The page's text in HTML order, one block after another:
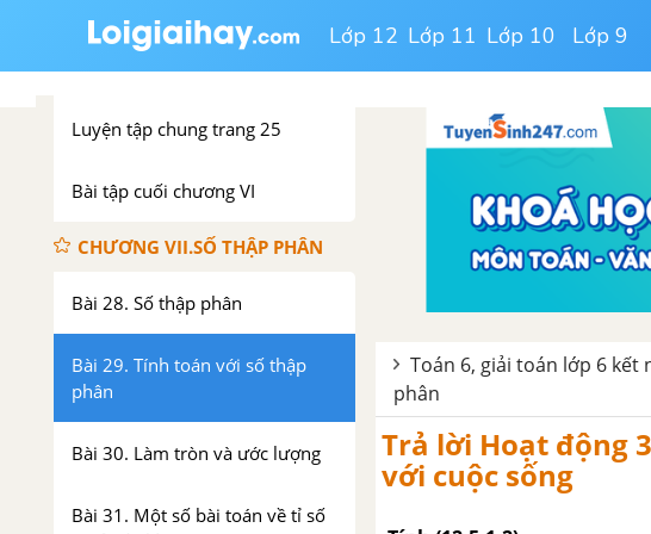
Lớp 12 Lớp 11 Lớp 10 Lớp 9
Bài 27. Hai bài toán về phân số
Luyện tập chung trang 25
Bài tập cuối chương VI
CHƯƠNG VII.SỐ THẬP PHÂN
Bài 28. Số thập phân
Bài 29. Tính toán với số thập
phân
Bài 30. Làm tròn và ước lượng
Bài 31. Một số bài toán về tỉ số
Toán 6, giải toán lớp 6
phân
Trả lời Hoạt động
với cuộc sống